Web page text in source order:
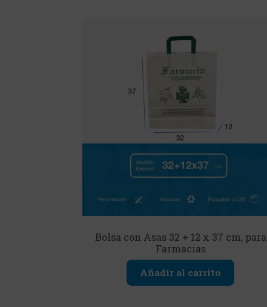
Bolsa con Asas 32 + 12 x 37 cm, para
Farmacias
Añadir al carrito